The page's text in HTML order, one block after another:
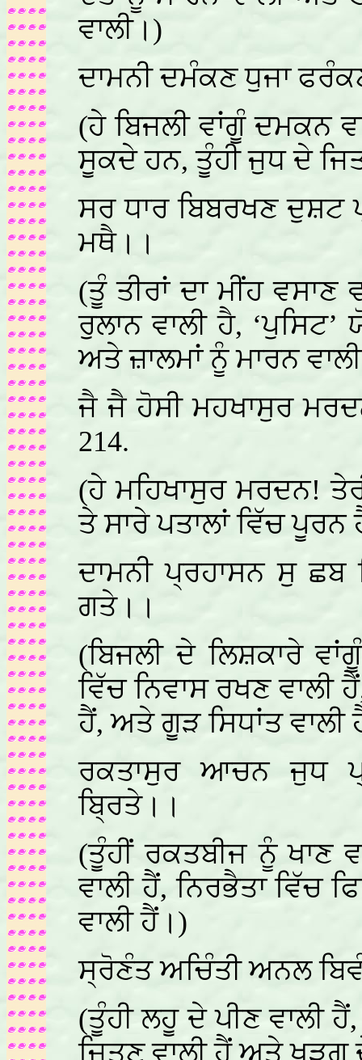
ਵਾਲੀ।)
ਦਾਮਨੀ ਦਮੰਕਣ ਧੁਜਾ
(ਹੇ ਬਿਜਲੀ ਵਾਂਗੂੰ ਦਮਕਨ
ਸੂਕਦੇ ਹਨ, ਤੂੰਹੀ ਜੁਧ ਦੇ
ਸਰ ਧਾਰ ਬਿਬਰਖਣ
ਮਥੈ।।
(ਤੂੰ ਤੀਰਾਂ ਦਾ ਮੀਂਹ ਵਸਾਣ
ਰੁਲਾਨ ਵਾਲੀ ਹੈ,
ਅਤੇ ਜ਼ਾਲਮਾਂ ਨੂੰ ਮਾਰਨ
ਜੈ ਜੈ ਹੋਸੀ ਮਹਖਾਸੁਰ
214.
(ਹੇ ਮਹਿਖਾਸੁਰ ਮਰਦਨ!
ਤੇ ਸਾਰੇ ਪਤਾਲਾਂ ਵਿੱਚ ਪੂਰਨ
ਦਾਮਨੀ ਪ੍ਰਹਾਸਨ ਸੁ ਛਬ
ਗਤੇ।।
(ਬਿਜਲੀ ਦੇ ਲਿਸ਼ਕਾਰੇ
ਵਿੱਚ ਨਿਵਾਸ ਰਖਣ ਵਾਲੀ
ਹੈਂ, ਅਤੇ ਗੂੜ ਸਿਧਾਂਤ ਵਾਲੀ
ਰਕਤਾਸੁਰ ਆਚਨ ਜੁਧ
ਬ੍ਰਿਤੇ।।
(ਤੂੰਹੀਂ ਰਕਤਬੀਜ ਨੂੰ ਖਾਣ
ਵਾਲੀ ਹੈਂ, ਨਿਰਭੈਤਾ ਵਿੱਚ
ਵਾਲੀ ਹੈਂ।)
ਸ੍ਰੋਣੰਤ ਅਚਿੰਤੀ ਅਨਲ
(ਤੂੰਹੀ ਲਹੂ ਦੇ ਪੀਣ ਵਾਲੀ
ਜਿਤਣ ਵਾਲੀ ਹੈਂ ਅਤੇ ਖੜਗ